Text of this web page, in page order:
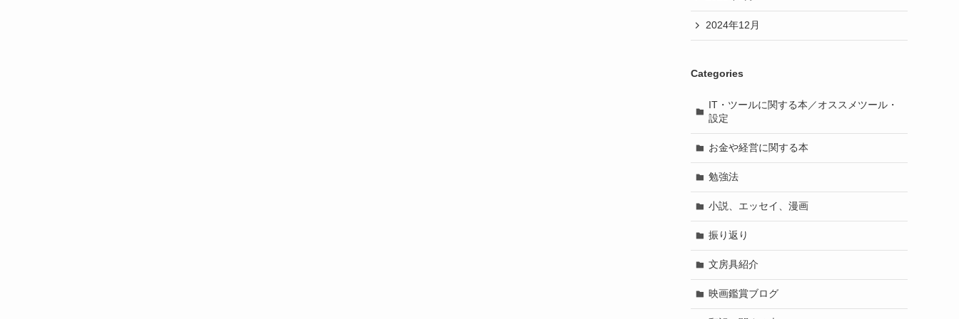
2024年12月
Categories
IT・ツールに関する本／オススメツール・
設定
お金や経営に関する本
勉強法
小説、エッセイ、漫画
振り返り
文房具紹介
映画鑑賞ブログ